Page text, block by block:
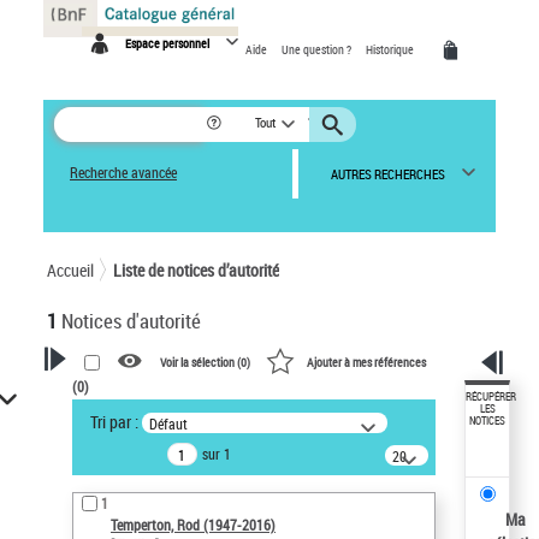
Espace personnel Aide Une question ? Historique
Tout
Recherche avancée AUTRES RECHERCHES
Accueil Liste de notices d’autorité
1 Notices d'autorité
VOTRE RECHERCHE
Recherche avancée dans les
notices d’autorité
Œuvres liées à l'auteur :
Temperton, Rod (1947-2016)
Voir la sélection (0) Ajouter à mes références
(0)
Tri par : Défaut
sur 1
20
résultats/page
1
Temperton, Rod (1947-2016)
RÉCUPÉRER
LES
NOTICES
Ma
Panneau de gestion des cookies